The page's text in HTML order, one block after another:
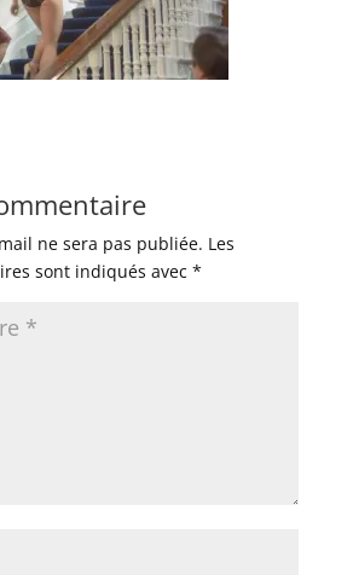
ne sera pas publiée. Les
sont indiqués avec *